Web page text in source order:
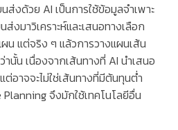
งด้วย AI เป็นการใช้ข้อมูลจำเพาะ
งมาวิเคราะห์และเสนอทางเลือก
น แต่จริง ๆ แล้วการวางแผนเส้น
นั้น เนื่องจากเส้นทางที่ AI นำเสนอ
อาจจะไม่ใช่เส้นทางที่มีต้นทุนต่ำ
จึงมักใช้เทคโนโลยีอื่น